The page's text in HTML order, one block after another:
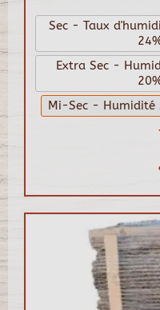
Sec - Taux
Extra Sec -
Mi-Sec - Humidité